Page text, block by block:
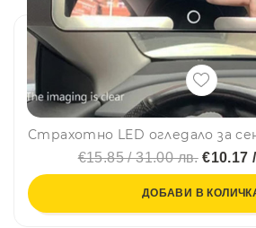
€15.85 / 31.00 лв.€10.17
ДОБАВИ В